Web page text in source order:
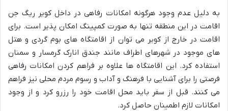
به دلیل عدم وجود هرگونه امکانات رفاهی در داخل کویر ریگ جن
اقامت در این منطقه تنها به صورت کمپینگ امکان پذیر است. برای
اقامت در خارج از کویر می توان از اقامتگاه های بوم گردی و هتل
های موجود در شهرهای اطراف مانند جندق انارک گرمسار و سمنان
استفاده کرد. این اقامتگاه ها علاوه بر فراهم کردن امکانات رفاهی
فرصتی را برای آشنایی با فرهنگ و آداب و رسوم مردم محلی نیز فراهم
می کنند. قبل از سفر باید محل اقامت خود را رزرو کرد و از وجود
امکانات لازم اطمینان حاصل کرد.